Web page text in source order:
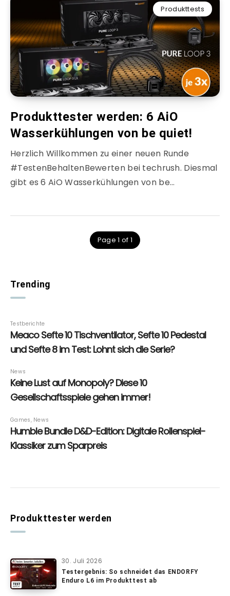
Produkttests
Produkttester werden: 6 AiO
Wasserkühlungen von be quiet!
Herzlich Willkommen zu einer neuen Runde
#TestenBehaltenBewerten bei techrush. Diesmal
gibt es 6 AiO Wasserkühlungen von be…
Page 1 of 1
Trending
Produkttester werden
30. Juli 2026
Testergebnis: So schneidet das ENDORFY
Enduro L6 im Produkttest ab